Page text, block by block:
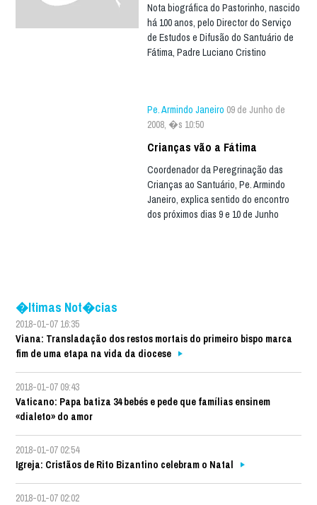
Nota biográfica do Pastorinho, nascido
há 100 anos, pelo Director do Serviço
de Estudos e Difusão do Santuário de
Fátima, Padre Luciano Cristino
Pe. Armindo Janeiro 09 de Junho de
2008, �s 10:50
Crianças vão a Fátima
Coordenador da Peregrinação das
Crianças ao Santuário, Pe. Armindo
Janeiro, explica sentido do encontro
dos próximos dias 9 e 10 de Junho
�ltimas Not�cias
2018-01-07 16:35
Viana: Transladação dos restos mortais do primeiro bispo marca
fim de uma etapa na vida da diocese
2018-01-07 09:43
Vaticano: Papa batiza 34 bebés e pede que famílias ensinem
«dialeto» do amor
2018-01-07 02:54
Igreja: Cristãos de Rito Bizantino celebram o Natal
2018-01-07 02:02